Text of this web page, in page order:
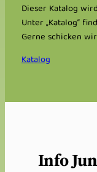
Dieser Katalog
Unter „Katalog“
Gerne schicken
Katalog
Info